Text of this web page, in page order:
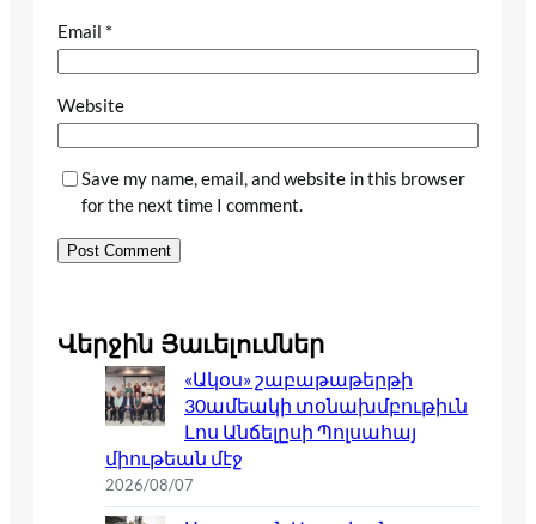
Email *
Website
Save my name, email, and website in this browser
for the next time I comment.
Վերջին Յաւելումներ
«Ակօս» շաբաթաթերթի
30ամեակի տօնախմբութիւն
Լոս Անճելըսի Պոլսահայ
միութեան մէջ
2026/08/07